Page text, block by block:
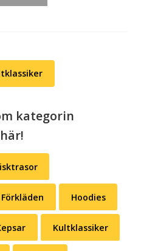
kategorin
Förkläden Hoodies
Kultklassiker